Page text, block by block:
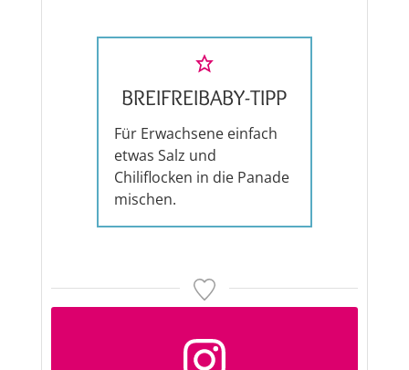
BREIFREIBABY-TIPP
Für Erwachsene einfach
etwas Salz und
Chiliflocken in die Panade
mischen.